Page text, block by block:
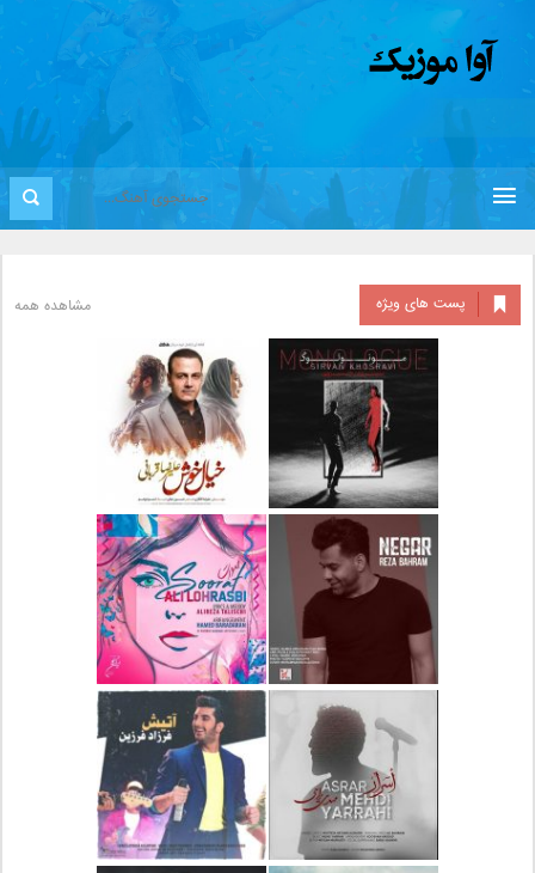
پست های ویژه مشاهده همه
دانلود آلبوم جدید سیروان
خسروی بنام مونولوگ
دانلود آهنگ جدید علیرضا
قربانی بنام خیال خوش
دانلود آهنگ جدید رضا
بهرام بنام نگار
دانلود آهنگ جدید علی
لهراسبی بنام صورت